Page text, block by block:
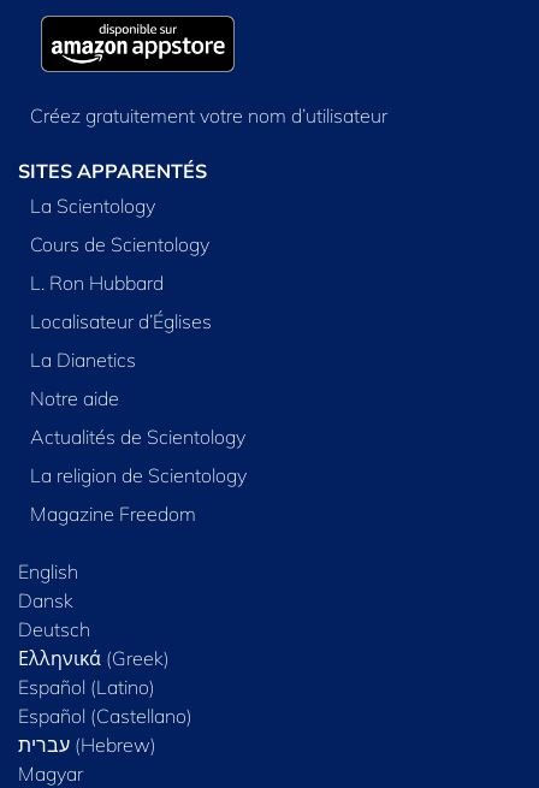
Créez gratuitement votre nom d’utilisateur
SITES APPARENTÉS
La Scientology
Cours de Scientology
L. Ron Hubbard
Localisateur d’Églises
La Dianetics
Notre aide
Actualités de Scientology
La religion de Scientology
Magazine Freedom
English
Dansk
Deutsch
Ελληνικά (Greek)
Español (Latino)
Español (Castellano)
Magyar